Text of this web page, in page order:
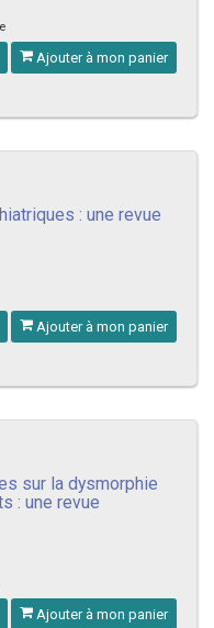
Ajouter à mon panier
: une revue
Ajouter à mon panier
sur la dysmorphie
: une revue
Ajouter à mon panier